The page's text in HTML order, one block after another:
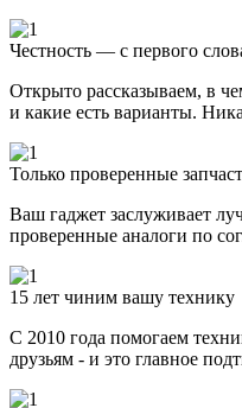
Честность — с первого
Открыто рассказываем, в
и какие есть варианты.
Только проверенные
Ваш гаджет заслуживает
проверенные аналоги по
15 лет чиним вашу технику
С 2010 года помогаем
друзьям - и это главное